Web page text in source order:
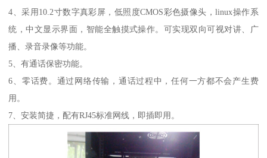
4、采用10.2寸数字真彩屏，低照度CMOS彩色摄像头，linux操作系
统，中文显示界面，智能全触摸式操作。可实现双向可视对讲、广
播、录音录像等功能。
5、有通话保密功能。
6、零话费。通过网络传输，通话过程中，任何一方都不会产生费
用。
7、安装简捷，配有RJ45标准网线，即插即用。